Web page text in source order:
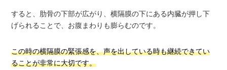
すると、肋骨の下部が広がり、横隔膜の下にある内臓が押し下
げられることで、お腹まわりも膨らむのです。
この時の横隔膜の緊張感を、声を出している時も継続できてい
ることが非常に大切です。